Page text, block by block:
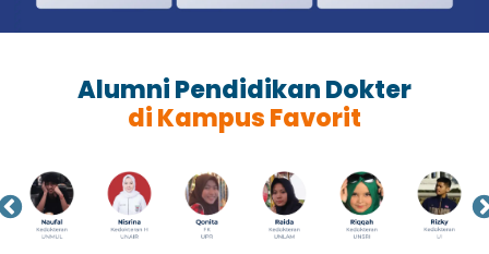
Alumni Pendidikan Dokter
di Kampus Favorit